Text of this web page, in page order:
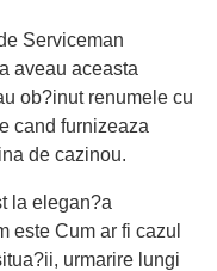
Serviceman
aveau aceasta
ob?inut renumele cu
cand furnizeaza
de cazinou.
la elegan?a
este Cum ar fi cazul
urmarire lungi